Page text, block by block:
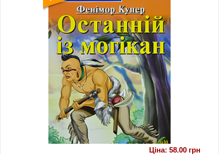
Ціна: 58.00 грн